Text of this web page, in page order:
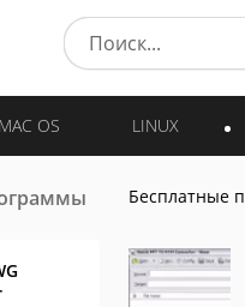
MAC OS LINUX
Бесплатные